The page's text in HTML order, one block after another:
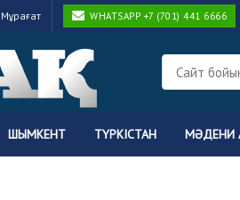
Мұрағат WHATSAPP +7 (701) 441 6666
ШЫМКЕНТ ТҮРКІСТАН МӘДЕНИ